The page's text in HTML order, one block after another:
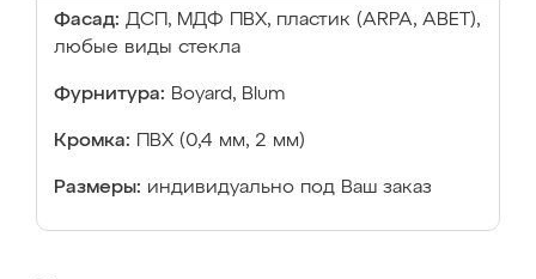
Фасад: ДСП, МДФ ПВХ, пластик (ARPA, ABET),
любые виды стекла
Фурнитура: Boyard, Blum
Кромка: ПВХ (0,4 мм, 2 мм)
Размеры: индивидуально под Ваш заказ